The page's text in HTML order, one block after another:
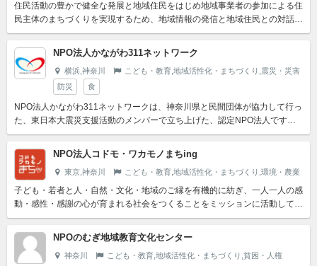
住民活動の豊かで健全な発展と地域住民をはじめ地域事業者の参加による住
民主体のまちづくりを実現するため、地域情報の発信と地域住民との対話を
通じ、地域の活性化に向けた事業を行うことにより、市民社会の...
NPO法人かながわ311ネットワーク
横浜,神奈川
こども・教育,地域活性化・まちづくり,震災・災害
防災
食
NPO法人かながわ311ネットワークは、神奈川県と民間団体が協力して行っ
た、東日本大震災支援活動のメンバーで立ち上げた、認定NPO法人です。
東日本大震災で現地の方々から学んだことを活かし、地域で...
NPO法人コドモ・ワカモノまちing
東京,神奈川 こども・教育,地域活性化・まちづくり,環境・農業
子ども・若者と人・自然・文化・地域のご縁を有機的に紡ぎ、一人一人の感
動・感性・感謝の心が育まれる社会をつくることをミッションに活動してい
ます。経緯2008年に団体を設立し、主に0～20代の子ども...
NPOのむぎ地域教育文化センター
神奈川 こども・教育,地域活性化・まちづくり,貧困・人権